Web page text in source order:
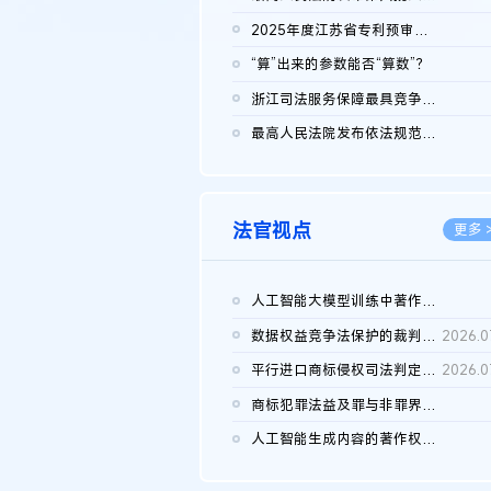
2025年度江苏省专利预审典型案例
“算”出来的参数能否“算数”？
浙江司法服务保障最具竞争力营商环境建设典型案例（第二批）含侵...
最高人民法院发布依法规范平台经营、保护消费者合法权益典型案例...
法官视点 更多
人工智能大模型训练中著作权的合理使用
数据权益竞争法保护的裁判路径构建
平行进口商标侵权司法判定规则的困境与纾解
商标犯罪法益及罪与非罪界限研究
人工智能生成内容的著作权司法认定：演进逻辑、现实困境与规则建...